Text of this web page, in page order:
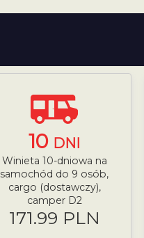
10 DNI
Winieta 10-dniowa na
samochód do 9 osób,
cargo (dostawczy),
camper D2
171.99 PLN